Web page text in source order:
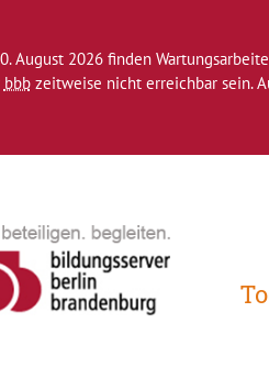
August 2026 finden
bbbzeitweise nicht erreichbar sein.